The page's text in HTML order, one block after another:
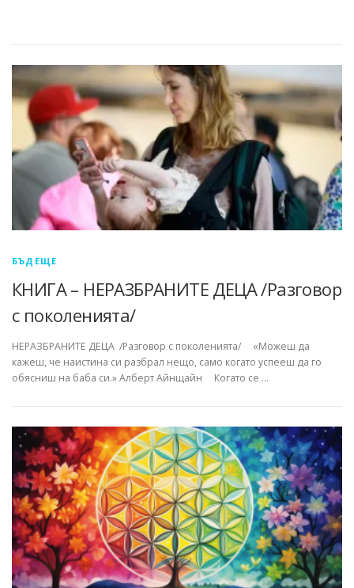
БЪДЕЩЕ
КНИГА – НЕРАЗБРАНИТЕ ДЕЦА /Разговор
с поколенията/
НЕРАЗБРАНИТЕ ДЕЦА /Разговор с поколенията/ «Можеш да
кажеш, че наистина си разбрал нещо, само когато успееш да го
обясниш на баба си.» Алберт Айнщайн Когато се …